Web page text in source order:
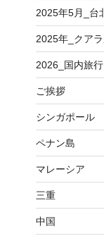
2025年5月_台
2025年_クア
2026_国内旅行
ご挨拶
シンガポール
ペナン島
マレーシア
三重
中国